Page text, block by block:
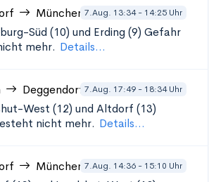
München 7.Aug. 13:34 - 14:25 Uhr
Süd (10) und Erding (9) Gefahr
mehr. Details...
Deggendorf 7.Aug. 17:49 - 18:34 Uhr
West (12) und Altdorf (13)
nicht mehr. Details...
München 7.Aug. 14:36 - 15:10 Uhr